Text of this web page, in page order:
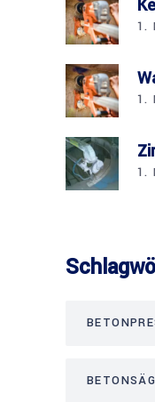
1.
1.
1.